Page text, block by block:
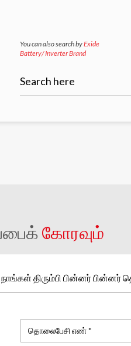
கோரவும்
திரும்பி பின்னர் பின்னர்